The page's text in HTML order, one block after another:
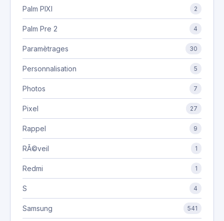
Palm PIXI 2
Palm Pre 2 4
Paramètrages 30
Personnalisation 5
Photos 7
Pixel 27
Rappel 9
RÃ©veil 1
Redmi 1
S 4
Samsung 541